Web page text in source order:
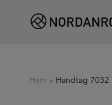
Hem » Handtag 7032